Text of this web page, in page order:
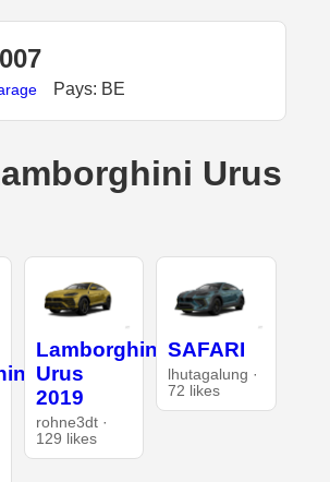
Pays: BE
Urus
Lamborghini
Urus
2019
rohne3dt ·
129 likes
SAFARI
lhutagalung ·
72 likes